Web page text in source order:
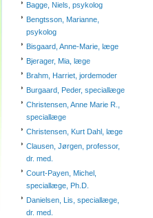
Bagge, Niels, psykolog
Bengtsson, Marianne,
psykolog
Bisgaard, Anne-Marie, læge
Bjerager, Mia, læge
Brahm, Harriet, jordemoder
Burgaard, Peder, speciallæge
Christensen, Anne Marie R.,
speciallæge
Christensen, Kurt Dahl, læge
Clausen, Jørgen, professor,
dr. med.
Court-Payen, Michel,
speciallæge, Ph.D.
Danielsen, Lis, speciallæge,
dr. med.